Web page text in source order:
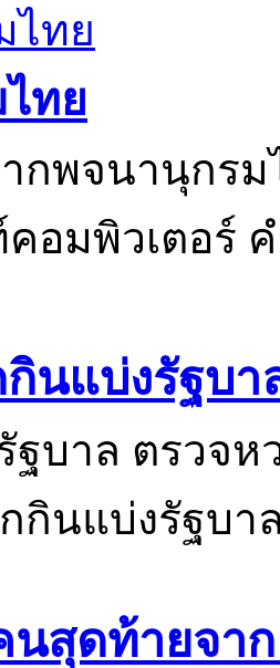
ทย
กพจนานุกรม
อมพิวเตอร์
นแบ่งรัฐบา
ฐบาล ตรวจ
กินแบ่งรัฐบา
สุดท้ายจาก